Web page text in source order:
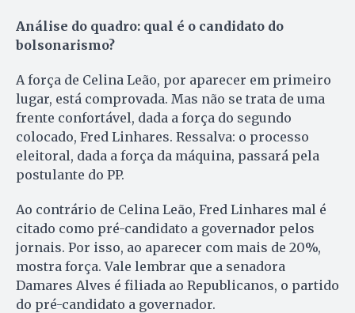
Análise do quadro: qual é o candidato do
bolsonarismo?
A força de Celina Leão, por aparecer em primeiro
lugar, está comprovada. Mas não se trata de uma
frente confortável, dada a força do segundo
colocado, Fred Linhares. Ressalva: o processo
eleitoral, dada a força da máquina, passará pela
postulante do PP.
Ao contrário de Celina Leão, Fred Linhares mal é
citado como pré-candidato a governador pelos
jornais. Por isso, ao aparecer com mais de 20%,
mostra força. Vale lembrar que a senadora
Damares Alves é filiada ao Republicanos, o partido
do pré-candidato a governador.